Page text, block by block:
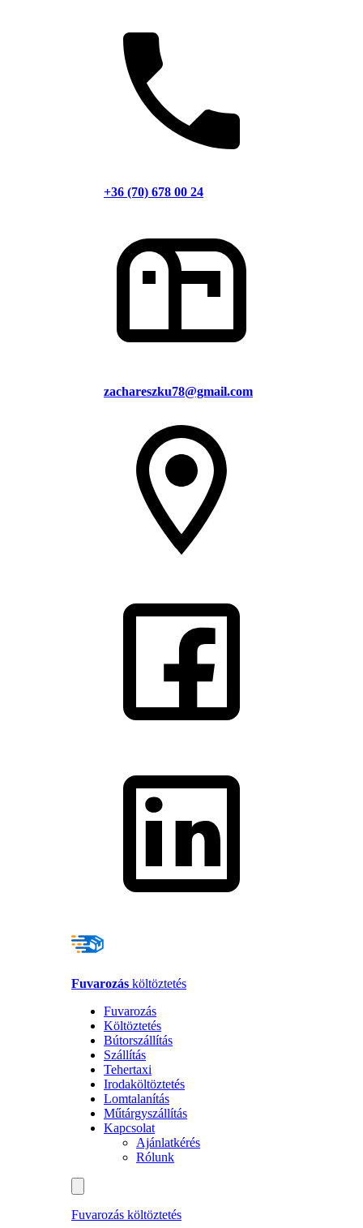
+36 (70) 678 00 24
zachareszku78@gmail.com
Fuvarozás költöztetés
Fuvarozás
Költöztetés
Bútorszállítás
Szállítás
Tehertaxi
Irodaköltöztetés
Lomtalanítás
Műtárgyszállítás
Kapcsolat
Ajánlatkérés
Rólunk
Fuvarozás költöztetés